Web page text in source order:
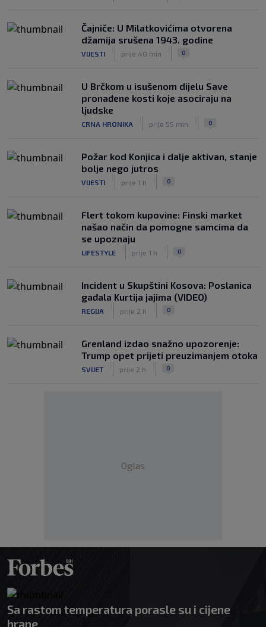
Čajniče: U Milatkovićima otvorena
džamija srušena 1943. godine
VIJESTI prije 40 min 0
U Brčkom u isušenom dijelu Save
pronađene kosti koje asociraju na
ljudske
CRNA HRONIKA prije 55 min 0
Požar kod Konjica i dalje aktivan, stanje
bolje nego jutros
VIJESTI prije 1 h 0
Flert tokom kupovine: Finski market
našao način da pomogne samcima da
se upoznaju
LIFESTYLE prije 1 h 0
Incident u Skupštini Kosova: Poslanica
gađala Kurtija jajima (VIDEO)
REGIJA prije 2 h 0
Grenland izdao snažno upozorenje:
Trump opet prijeti preuzimanjem otoka
SVIJET prije 2 h 0
Oglas
Sa rastom temperatura porasle su i cijene
hrane